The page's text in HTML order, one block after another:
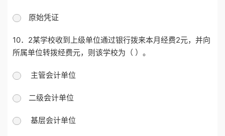
原始凭证
10．2某学校收到上级单位通过银行拨来本月经费2元，并向
所属单位转拨经费元，则该学校为（ ）。
主管会计单位
二级会计单位
基层会计单位